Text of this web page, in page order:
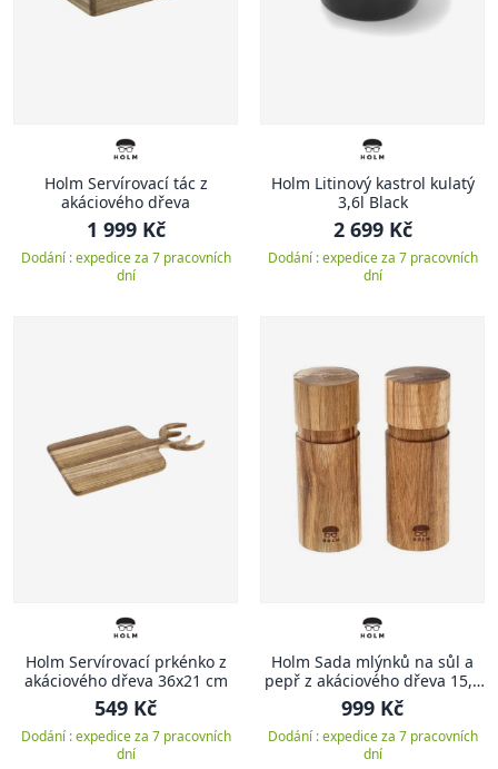
Holm Servírovací tác z
akáciového dřeva
1 999 Kč
Dodání : expedice za 7 pracovních
dní
Holm Litinový kastrol kulatý
3,6l Black
2 699 Kč
Dodání : expedice za 7 pracovních
dní
Holm Servírovací prkénko z
akáciového dřeva 36x21 cm
549 Kč
Dodání : expedice za 7 pracovních
dní
Holm Sada mlýnků na sůl a
pepř z akáciového dřeva 15,2
cm (2 ks)
999 Kč
Dodání : expedice za 7 pracovních
dní